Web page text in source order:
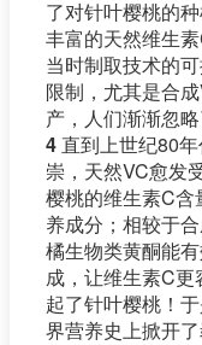
了对针叶樱桃的
丰富的天然维生
当时制取技术的
限制，尤其是合
产，人们渐渐忽
4直到上世纪80
崇，天然VC愈发
樱桃的维生素C
养成分；相较于
橘生物类黄酮能
成，让维生素C
起了针叶樱桃！
界营养史上掀开了